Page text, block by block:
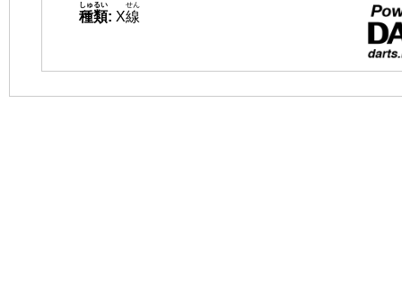
種類
しゅるい
: X線
せん